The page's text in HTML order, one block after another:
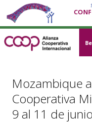
Mozambique
Cooperativa
9 al 11 de